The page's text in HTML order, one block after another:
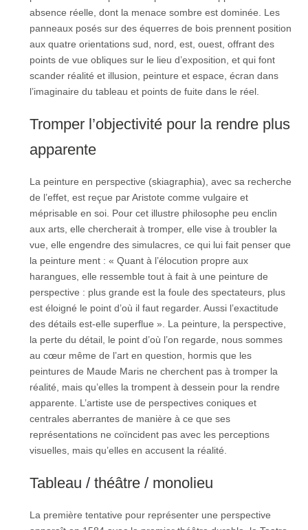
absence réelle, dont la menace sombre est dominée. Les
panneaux posés sur des équerres de bois prennent position
aux quatre orientations sud, nord, est, ouest, offrant des
points de vue obliques sur le lieu d’exposition, et qui font
scander réalité et illusion, peinture et espace, écran dans
l’imaginaire du tableau et points de fuite dans le réel.
Tromper l’objectivité pour la rendre plus
apparente
La peinture en perspective (skiagraphia), avec sa recherche
de l’effet, est reçue par Aristote comme vulgaire et
méprisable en soi. Pour cet illustre philosophe peu enclin
aux arts, elle chercherait à tromper, elle vise à troubler la
vue, elle engendre des simulacres, ce qui lui fait penser que
la peinture ment : « Quant à l’élocution propre aux
harangues, elle ressemble tout à fait à une peinture de
perspective : plus grande est la foule des spectateurs, plus
est éloigné le point d’où il faut regarder. Aussi l’exactitude
des détails est-elle superflue ». La peinture, la perspective,
la perte du détail, le point d’où l’on regarde, nous sommes
au cœur même de l’art en question, hormis que les
peintures de Maude Maris ne cherchent pas à tromper la
réalité, mais qu’elles la trompent à dessein pour la rendre
apparente. L’artiste use de perspectives coniques et
centrales aberrantes de manière à ce que ses
représentations ne coïncident pas avec les perceptions
visuelles, mais qu’elles en accusent la réalité.
Tableau / théâtre / monolieu
La première tentative pour représenter une perspective